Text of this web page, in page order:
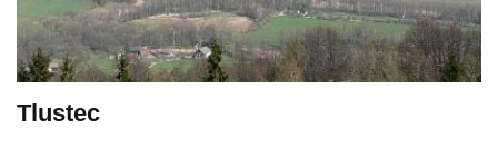
Tlustec